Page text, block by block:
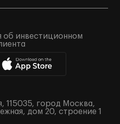
об инвестиционном
115035, город Москва,
дом 20, строение 1